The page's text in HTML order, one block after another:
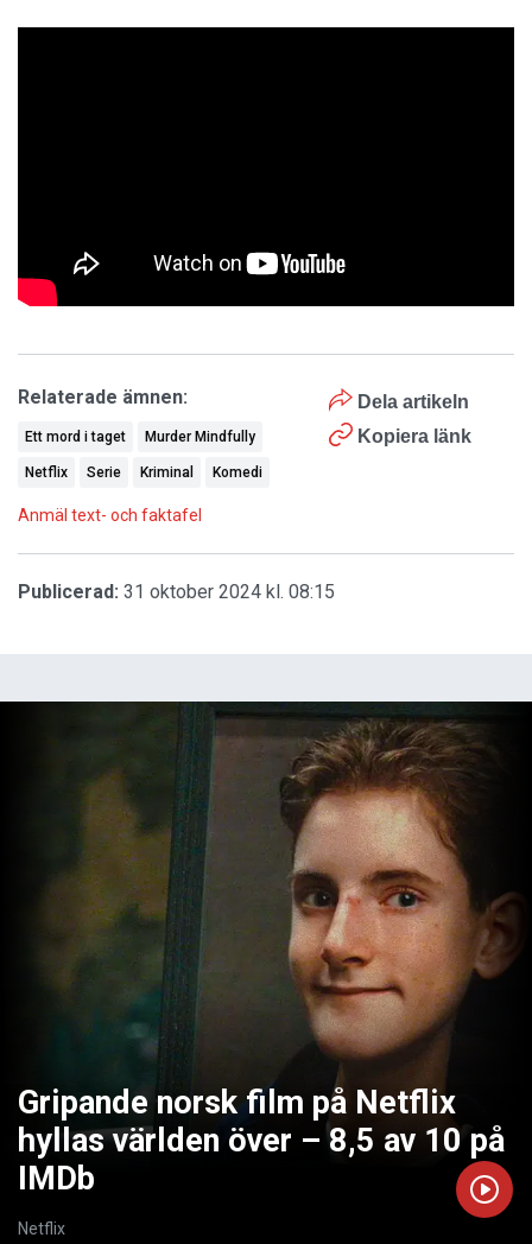
Dela artikeln
Kopiera länk
Relaterade ämnen:
Ett mord i taget Murder Mindfully
Netflix Serie Kriminal Komedi
Anmäl text- och faktafel
Publicerad: 31 oktober 2024 kl. 08:15
Gripande norsk film på Netflix
hyllas världen över – 8,5 av 10 på
IMDb
Netflix